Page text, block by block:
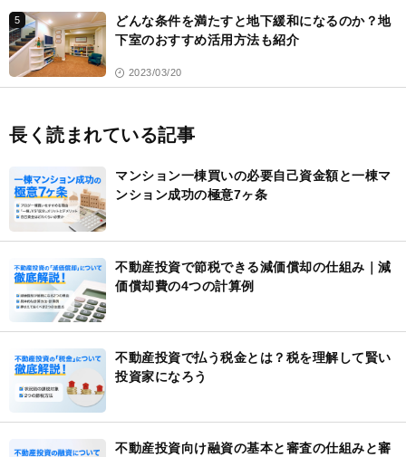
5
どんな条件を満たすと地下緩和になるのか？地
下室のおすすめ活用方法も紹介
2023/03/20
長く読まれている記事
マンション一棟買いの必要自己資金額と一棟マ
ンション成功の極意7ヶ条
不動産投資で節税できる減価償却の仕組み｜減
価償却費の4つの計算例
不動産投資で払う税金とは？税を理解して賢い
投資家になろう
不動産投資向け融資の基本と審査の仕組みと審